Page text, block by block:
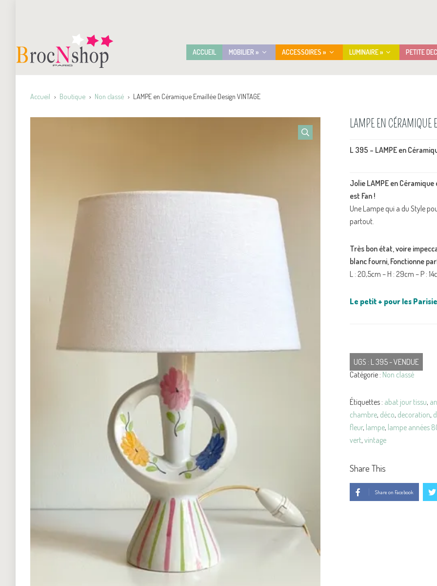
ACCUEIL MOBILIER » ACCESSOIRES » LUMINAIRE » PETITE
Accueil Boutique Non classé LAMPE en Céramique Emaillée Design VINTAGE
LAMPE EN CÉRAMIQUE
L 395 – LAMPE en
Jolie LAMPE en Céramique
est Fan !
Une Lampe qui a du Style
partout.
Très bon état, voire
blanc fourni, Fonctionne
L : 20,5cm – H : 29cm – P :
Le petit + pour les
UGS : L 395 - VENDUE
Catégorie : Non classé
Étiquettes : abat jour tissu,
chambre, déco, decoration,
fleur, lampe, lampe années
vert, vintage
Share This
Share on Facebook